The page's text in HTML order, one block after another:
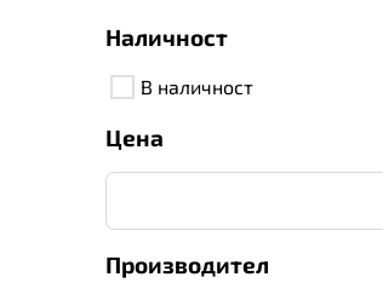
Наличност
В наличност
Цена
Производител